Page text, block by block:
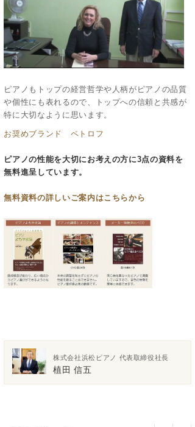
ピアノもトップの経営哲学や人柄がピアノの品質
や個性にも表れるので、トップへの信頼と共感が
特に大切なように思います。
お奨めブランド ペトロフ
ピアノの性能を大切にお考えの方に3点の資料を
無料進呈しています。
無料資料の詳しいご案内はこちらから
株式会社浜松ピアノ 代表取締役社長
植田 信五